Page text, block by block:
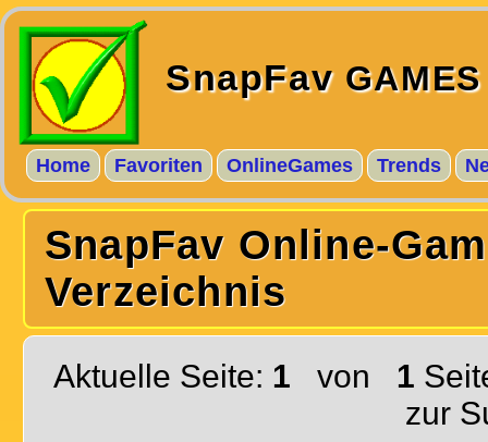
SnapFavGAMES
Home Favoriten OnlineGames Trends
SnapFav Online-
Verzeichnis
Aktuelle Seite: 1 von 1
zur